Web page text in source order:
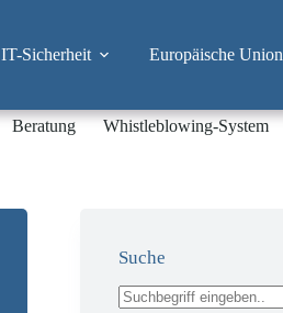
IT-Sicherheit Europäische Union
Beratung Whistleblowing-System
Suche